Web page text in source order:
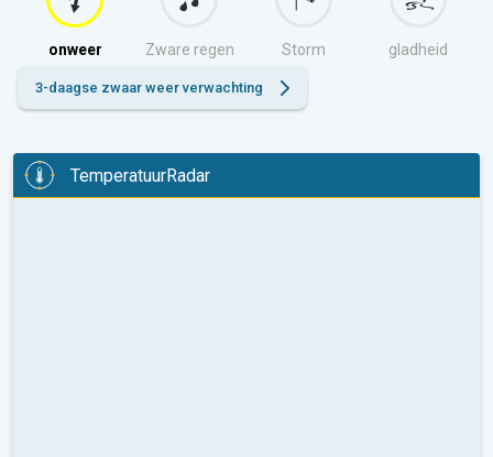
onweer Zware regen Storm gladheid
3-daagse zwaar weer verwachting
TemperatuurRadar